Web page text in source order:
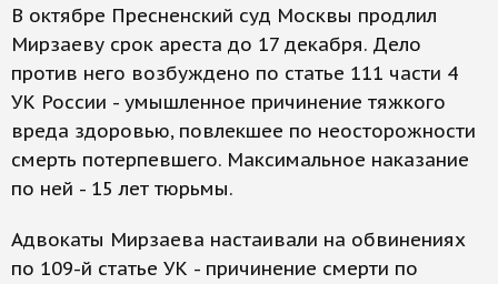
В октябре Пресненский суд Москвы продлил
Мирзаеву срок ареста до 17 декабря. Дело
против него возбуждено по статье 111 части 4
УК России - умышленное причинение тяжкого
вреда здоровью, повлекшее по неосторожности
смерть потерпевшего. Максимальное наказание
по ней - 15 лет тюрьмы.
Адвокаты Мирзаева настаивали на обвинениях
по 109-й статье УК - причинение смерти по